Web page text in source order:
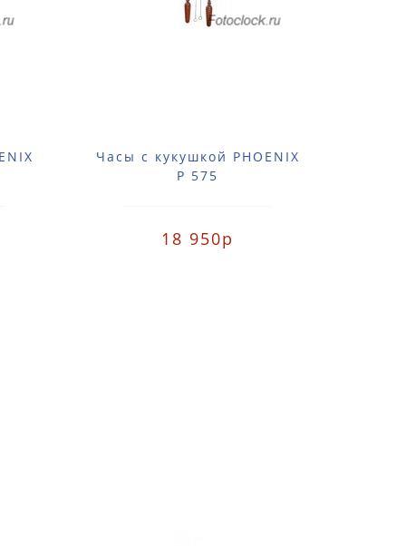
Часы с кукушкой PHOENIX
P 575
18 950р